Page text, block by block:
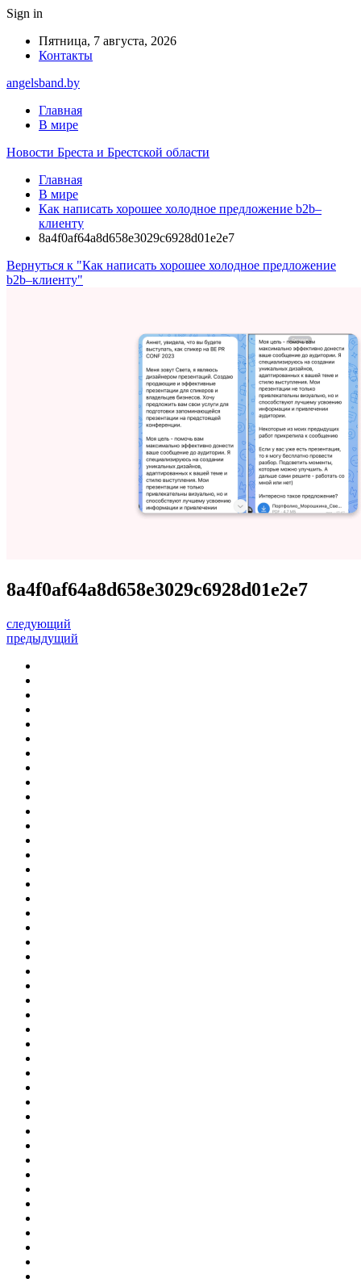
Sign in
Пятница, 7 августа, 2026
Контакты
angelsband.by
Главная
В мире
Новости Бреста и Брестской области
Главная
В мире
Как написать хорошее холодное предложение b2b–
клиенту
8a4f0af64a8d658e3029c6928d01e2e7
Вернуться к "Как написать хорошее холодное предложение
b2b–клиенту"
8a4f0af64a8d658e3029c6928d01e2e7
следующий
предыдущий